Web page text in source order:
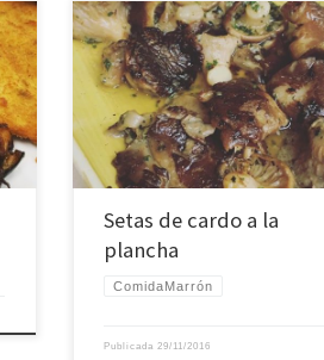
Setas de cardo a la
plancha
ComidaMarrón
Publicada 29/11/2016